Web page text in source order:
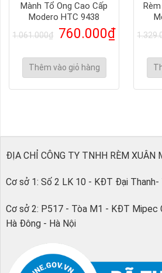
Mành Tổ Ong Cao Cấp
Modero HTC 9438
1.061.000₫ 760.000₫
Thêm vào giỏ hàng
ĐỊA CHỈ CÔNG TY TNHH RÈM XUÂN
Cơ sở 1: Số 2 LK 10 - KĐT Đại Thanh-
Cơ sở 2: P517 - Tòa M1 - KĐT Mipec
Hà Đông - Hà Nội